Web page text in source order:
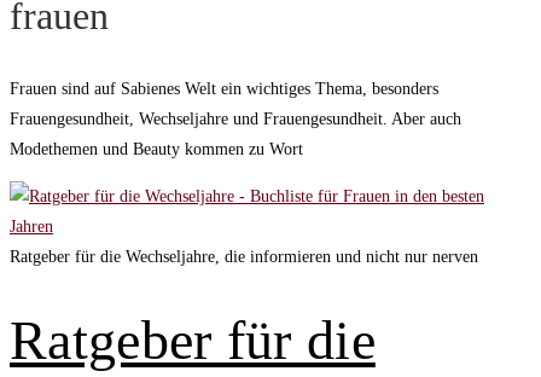
frauen
Frauen sind auf Sabienes Welt ein wichtiges Thema, besonders
Frauengesundheit, Wechseljahre und Frauengesundheit. Aber auch
Modethemen und Beauty kommen zu Wort
Ratgeber für die Wechseljahre, die informieren und nicht nur nerven
Ratgeber für die